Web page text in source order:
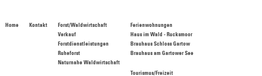
Home Kontakt
Forst/Waldwirtschaft
Verkauf
Forstdienstleistungen
Ruheforst
Naturnahe Waldwirtschaft
Ferienwohnungen
Haus im Wald - Rucksmoor
Brauhaus Schloss Gartow
Brauhaus am Gartower See
Tourismus/Freizeit